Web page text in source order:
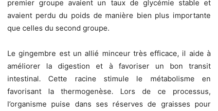
premier groupe avaient un taux de glycémie stable et
avaient perdu du poids de manière bien plus importante
que celles du second groupe.
Le gingembre est un allié minceur très efficace, il aide à
améliorer la digestion et à favoriser un bon transit
intestinal. Cette racine stimule le métabolisme en
favorisant la thermogenèse. Lors de ce processus,
l’organisme puise dans ses réserves de graisses pour